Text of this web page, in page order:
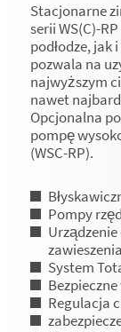
Stacjonarne
serii WS(C)-
podłodze, jak
pozwala na
najwyższym
nawet
Opcjonalna
pompę
(WSC-RP).
Pompy
System
Regulacja